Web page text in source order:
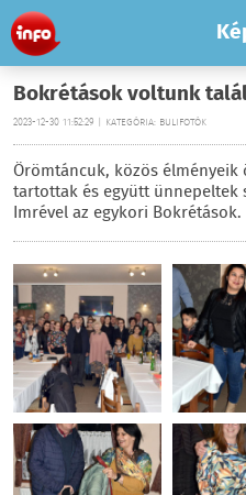
Bokrétások voltunk
2023-12-30 11:52:29 | KATEGÓRIA: BULIFOTÓK
Örömtáncuk, közös
tartottak és együtt ünnepeltek
Imrével az egykori Bokrétások.